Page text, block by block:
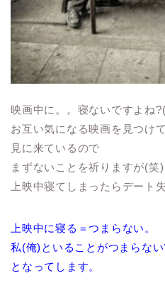
映画中に。。寝ないですよね
お互い気になる映画を見つけて
見に来ているので
まずないことを祈りますが(笑)
上映中寝てしまったらデート
上映中に寝る＝つまらない。
私(俺)といることがつまらない
となってします。